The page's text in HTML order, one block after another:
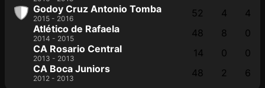
Godoy Cruz Antonio Tomba
2015 - 2016 52 4
4
Atlético de Rafaela
2014 - 2015 48 8
0
CA Rosario Central
2013 - 2013 14 0
0
CA Boca Juniors
2012 - 2013 48 2 6